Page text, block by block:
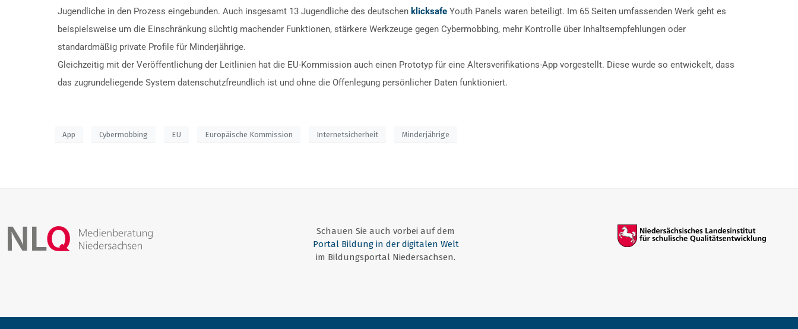
Jugendliche in den Prozess eingebunden. Auch insgesamt 13 Jugendliche des deutschen klicksafe Youth Panels waren beteiligt. Im 65 Seiten umfassenden Werk geht es
beispielsweise um die Einschränkung süchtig machender Funktionen, stärkere Werkzeuge gegen Cybermobbing, mehr Kontrolle über Inhaltsempfehlungen oder
standardmäßig private Profile für Minderjährige.
Gleichzeitig mit der Veröffentlichung der Leitlinien hat die EU-Kommission auch einen Prototyp für eine Altersverifikations-App vorgestellt. Diese wurde so entwickelt, dass
das zugrundeliegende System datenschutzfreundlich ist und ohne die Offenlegung persönlicher Daten funktioniert.
App Cybermobbing EU Europäische Kommission Internetsicherheit Minderjährige
Schauen Sie auch vorbei auf dem
Portal Bildung in der digitalen Welt
im Bildungsportal Niedersachsen.